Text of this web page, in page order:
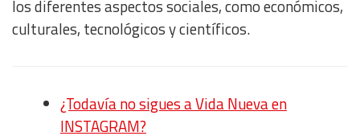
los diferentes aspectos sociales, como económicos,
culturales, tecnológicos y científicos.
¿Todavía no sigues a Vida Nueva en
INSTAGRAM?